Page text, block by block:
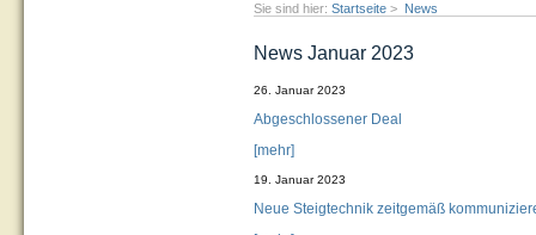
Sie sind hier: Startseite > News
News Januar 2023
26. Januar 2023
Abgeschlossener Deal
[mehr]
19. Januar 2023
Neue Steigtechnik zeitgemäß